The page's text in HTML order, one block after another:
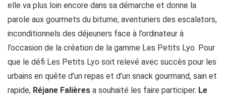
elle va plus loin encore dans sa démarche et donne la
parole aux gourmets du bitume, aventuriers des escalators,
inconditionnels des déjeuners face à l’ordinateur à
l’occasion de la création de la gamme Les Petits Lyo. Pour
que le défi Les Petits Lyo soit relevé avec succès pour les
urbains en quête d’un repas et d’un snack gourmand, sain et
rapide, Réjane Falières a souhaité les faire participer. Le